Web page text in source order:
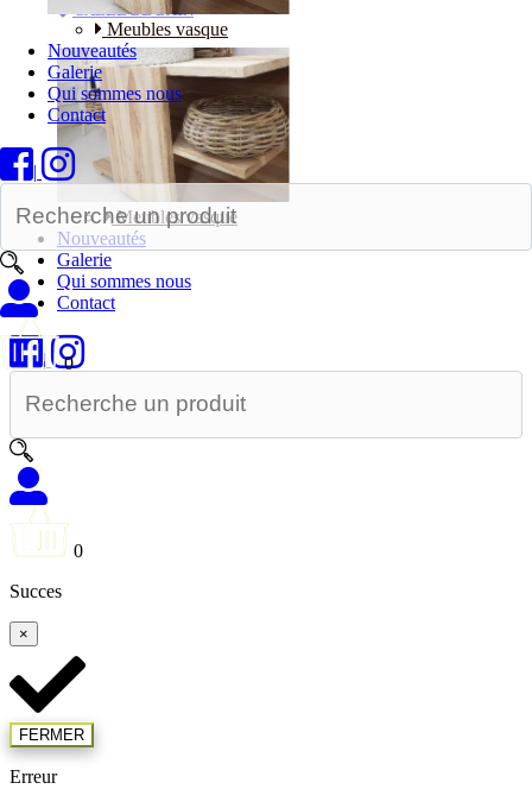
Meubles vasque
Nouveautés
Galerie
Qui sommes nous
Contact
|
0
SALLE DE BAIN
Meubles vasque
Nouveautés
Galerie
Qui sommes nous
Contact
|
0
Succes
×
FERMER
Erreur